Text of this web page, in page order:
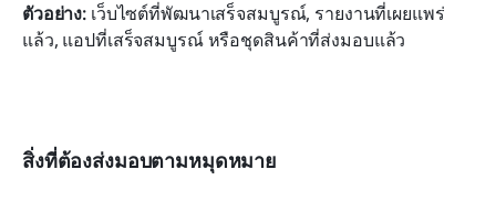
ตัวอย่าง: เว็บไซต์ที่พัฒนาเสร็จสมบูรณ์, รายงานที่เผยแพร่
แล้ว, แอปที่เสร็จสมบูรณ์ หรือชุดสินค้าที่ส่งมอบแล้ว
สิ่งที่ต้องส่งมอบตามหมุดหมาย